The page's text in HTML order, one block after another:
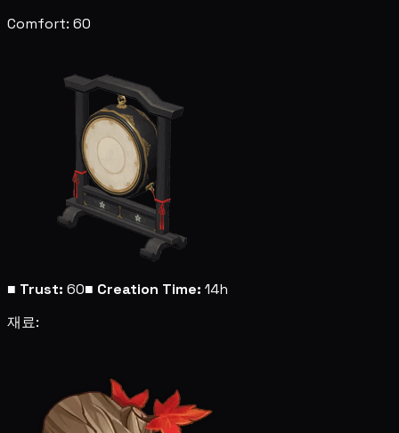
Comfort: 60
■ Trust: 60■ Creation Time: 14h
재료: